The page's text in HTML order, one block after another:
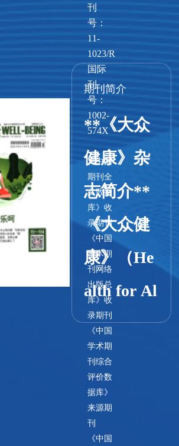
刊
号：
11-
1023/R
国际
刊
号：
1002-
574X
《中国
期刊全
文数据
库》收
录期刊
《中国
学术期
刊网络
出版总
库》收
录期刊
《中国
学术期
刊综合
评价数
据库》
来源期
刊
《中国
期刊简介
**《大众
健康》杂
志简介**
《大众健
康》（He
alth for Al
l Magazin
e）是一本
致力于传
播有关健